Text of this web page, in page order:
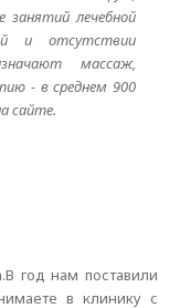
занятий лечебной
и отсутствии
массаж,
- в среднем 900
сайте.
год нам поставили
в клинику с